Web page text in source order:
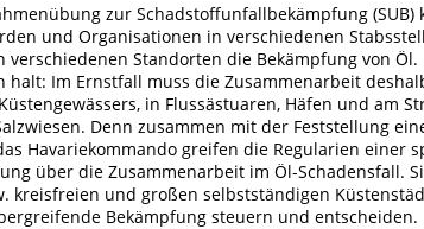
zur Schadstoffunfallbekämpfung
und Organisationen in verschiedenen
verschiedenen Standorten die Bekämpfung von
halt: Im Ernstfall muss die Zusammenarbeit
in Flussästuaren, Häfen und am
Denn zusammen mit der Feststellung
Havariekommando greifen die Regularien einer
über die Zusammenarbeit im Öl-Schadensfall.
kreisfreien und großen selbstständigen
Bekämpfung steuern und entscheiden.